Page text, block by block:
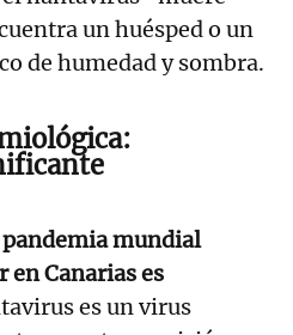
un huésped o un
de humedad y sombra.
mundial
Canarias es
es un virus